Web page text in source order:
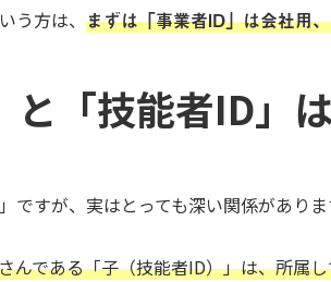
う方は、 まずは「事業者ID」は会社用
と「技能者ID」
ですが、実はとっても深い関係がありま
んである「子（技能者ID）」は、所属